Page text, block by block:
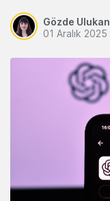
Gözde Ulukan
01 Aralık 2025